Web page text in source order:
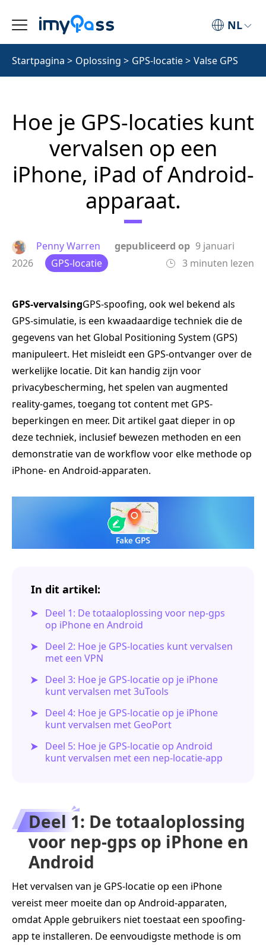
NL
Startpagina > Oplossing > GPS-locatie> Valse GPS
Hoe je GPS-locaties kunt
vervalsen op een
iPhone, iPad of Android-
apparaat.
Penny Warren gepubliceerd op 9 januari
2026
GPS-locatie 3 minuten lezen
GPS-vervalsingGPS-spoofing, ook wel bekend als
GPS-simulatie, is een kwaadaardige techniek die de
gegevens van het Global Positioning System (GPS)
manipuleert. Het misleidt een GPS-ontvanger over de
werkelijke locatie. Dit kan handig zijn voor
privacybescherming, het spelen van augmented
reality-games, toegang tot content met GPS-
beperkingen en meer. Dit artikel gaat dieper in op
deze techniek, inclusief bewezen methoden en een
demonstratie van de workflow voor elke methode op
iPhone- en Android-apparaten.
In dit artikel:
Deel 1: De totaaloplossing voor nep-gps
op iPhone en Android
Deel 2: Hoe je GPS-locaties kunt vervalsen
met een VPN
Deel 3: Hoe je GPS-locatie op je iPhone
kunt vervalsen met 3uTools
Deel 4: Hoe je GPS-locatie op je iPhone
kunt vervalsen met GeoPort
Deel 5: Hoe je GPS-locatie op Android
kunt vervalsen met een nep-locatie-app
Deel 1: De totaaloplossing
voor nep-gps op iPhone en
Android
Het vervalsen van je GPS-locatie op een iPhone
vereist meer moeite dan op Android-apparaten,
omdat Apple gebruikers niet toestaat een spoofing-
app te installeren. De eenvoudigste methode is om